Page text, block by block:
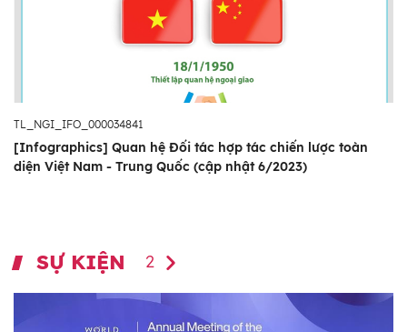
TL_NGI_IFO_000034841
[Infographics] Quan hệ Đối tác hợp tác chiến lược toàn
diện Việt Nam - Trung Quốc (cập nhật 6/2023)
SỰ KIỆN 2